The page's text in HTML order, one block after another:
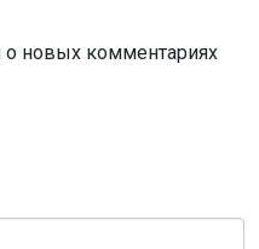
о новых комментариях